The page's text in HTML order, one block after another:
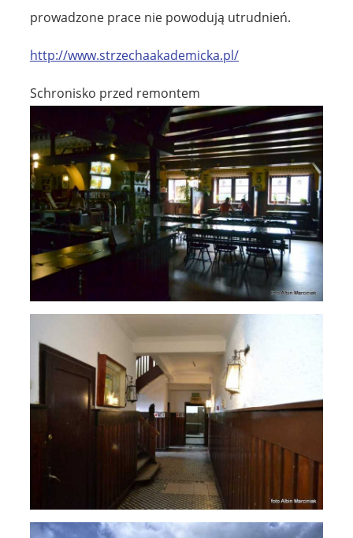
prowadzone prace nie powodują utrudnień.
http://www.strzechaakademicka.pl/
Schronisko przed remontem